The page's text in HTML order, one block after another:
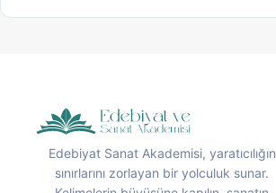
Edebiyat Sanat Akademisi, yaratıcılığın
sınırlarını zorlayan bir yolculuk sunar.